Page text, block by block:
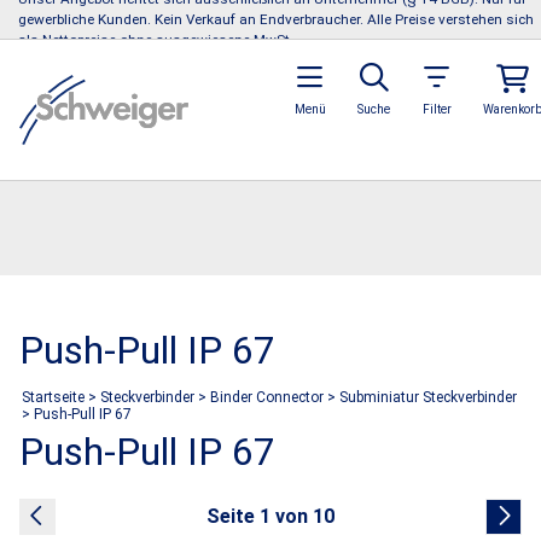
Push-Pull IP 67
Startseite > Steckverbinder > Binder Connector > Subminiatur Steckverbinder
> Push-Pull IP 67
Push-Pull IP 67
Seite 1 von 10
Filter
Suche
Menü
gewerbliche Kunden. Kein Verkauf an Endverbraucher. Alle Preise verstehen sich
als Nettopreise ohne ausgewiesene MwSt.